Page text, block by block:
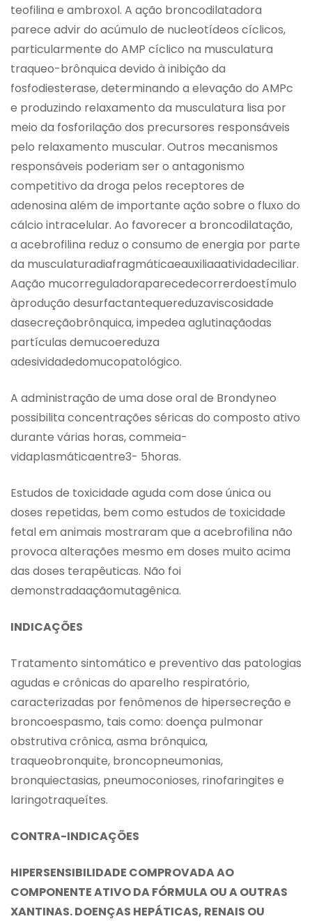
teofilina e ambroxol. A ação broncodilatadora
parece advir do acúmulo de nucleotídeos cíclicos,
particularmente do AMP cíclico na musculatura
traqueo-brônquica devido à inibição da
fosfodiesterase, determinando a elevação do AMPc
e produzindo relaxamento da musculatura lisa por
meio da fosforilação dos precursores responsáveis
pelo relaxamento muscular. Outros mecanismos
responsáveis poderiam ser o antagonismo
competitivo da droga pelos receptores de
adenosina além de importante ação sobre o fluxo do
cálcio intracelular. Ao favorecer a broncodilatação,
a acebrofilina reduz o consumo de energia por parte
da musculaturadiafragmáticaeauxiliaaatividadeciliar.
Aação mucorreguladoraparecedecorrerdoestímulo
àprodução desurfactantequereduzaviscosidade
dasecreçãobrônquica, impedea aglutinaçãodas
partículas demucoereduza
adesividadedomucopatológico.
A administração de uma dose oral de Brondyneo
possibilita concentrações séricas do composto ativo
durante várias horas, commeia-
vidaplasmáticaentre3- 5horas.
Estudos de toxicidade aguda com dose única ou
doses repetidas, bem como estudos de toxicidade
fetal em animais mostraram que a acebrofilina não
provoca alterações mesmo em doses muito acima
das doses terapêuticas. Não foi
demonstradaaçãomutagênica.
INDICAÇÕES
Tratamento sintomático e preventivo das patologias
agudas e crônicas do aparelho respiratório,
caracterizadas por fenômenos de hipersecreção e
broncoespasmo, tais como: doença pulmonar
obstrutiva crônica, asma brônquica,
traqueobronquite, broncopneumonias,
bronquiectasias, pneumoconioses, rinofaringites e
laringotraqueítes.
CONTRA-INDICAÇÕES
HIPERSENSIBILIDADE COMPROVADA AO
COMPONENTE ATIVO DA FÓRMULA OU A OUTRAS
XANTINAS. DOENÇAS HEPÁTICAS, RENAIS OU